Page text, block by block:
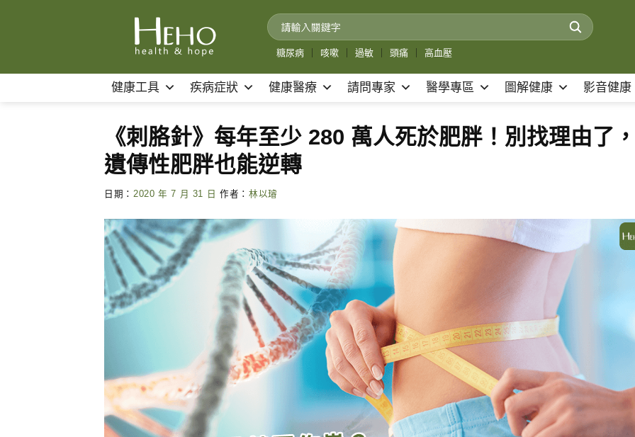
糖尿病 咳嗽 過敏 頭痛 高血壓
健康工具 疾病症狀 健康醫療 請問專家 醫學專區 圖解健康 影音健康
《刺胳針》每年至少 280 萬人死於肥胖！別找理由了
遺傳性肥胖也能逆轉
日期： 2020 年 7 月 31 日 作者： 林以璿